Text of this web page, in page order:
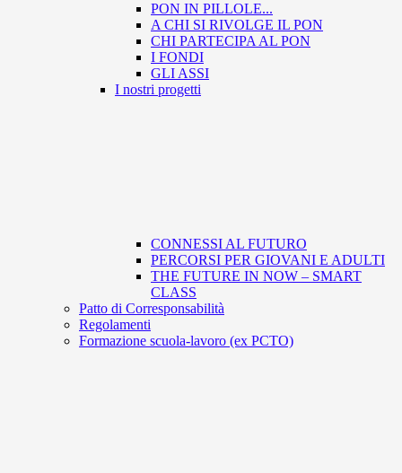
PON IN PILLOLE...
A CHI SI RIVOLGE IL PON
CHI PARTECIPA AL PON
I FONDI
GLI ASSI
I nostri progetti
CONNESSI AL FUTURO
PERCORSI PER GIOVANI E ADULTI
THE FUTURE IN NOW – SMART
CLASS
Patto di Corresponsabilità
Regolamenti
Formazione scuola-lavoro (ex PCTO)